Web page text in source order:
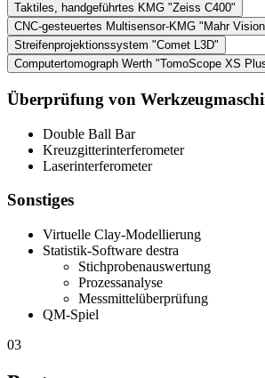
Taktiles, handgeführtes KMG "Zeiss C400"
CNC-gesteuertes Multisensor-KMG "Mahr
Streifenprojektionssystem "Comet L3D"
Computertomograph Werth "TomoScope XS
Überprüfung von
Double Ball Bar
Kreuzgitterinterferometer
Laserinterferometer
Sonstiges
Virtuelle Clay-Modellierung
Statistik-Software destra
Stichprobenauswertung
Prozessanalyse
Messmittelüberprüfung
QM-Spiel
03